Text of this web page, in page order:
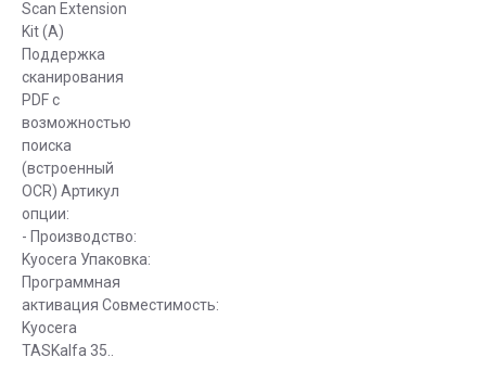
Scan Extension
Kit (A)
Поддержка
сканирования
PDF с
возможностью
поиска
(встроенный
OCR) Артикул
опции:
- Производство:
Kyocera Упаковка:
Программная
активация Совместимость:
Kyocera
TASKalfa 35..